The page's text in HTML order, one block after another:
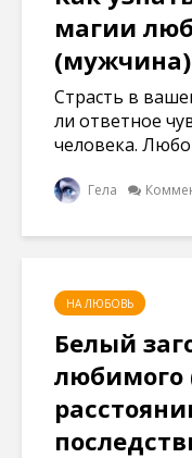
магии
(мужчина)
Страсть в
ли ответное
человека.
Гела
НА ЛЮБОВЬ
Белый
любимого